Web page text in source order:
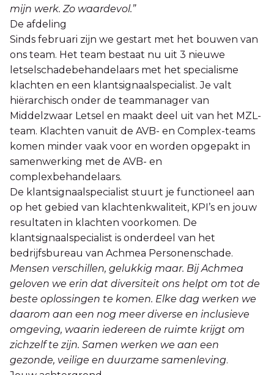
mijn werk. Zo waardevol.”
De afdeling
Sinds februari zijn we gestart met het bouwen van
ons team. Het team bestaat nu uit 3 nieuwe
letselschadebehandelaars met het specialisme
klachten en een klantsignaalspecialist. Je valt
hiërarchisch onder de teammanager van
Middelzwaar Letsel en maakt deel uit van het MZL-
team. Klachten vanuit de AVB- en Complex-teams
komen minder vaak voor en worden opgepakt in
samenwerking met de AVB- en
complexbehandelaars.
De klantsignaalspecialist stuurt je functioneel aan
op het gebied van klachtenkwaliteit, KPI’s en jouw
resultaten in klachten voorkomen. De
klantsignaalspecialist is onderdeel van het
bedrijfsbureau van Achmea Personenschade.
Mensen verschillen, gelukkig maar. Bij Achmea
geloven we erin dat diversiteit ons helpt om tot de
beste oplossingen te komen. Elke dag werken we
daarom aan een nog meer diverse en inclusieve
omgeving, waarin iedereen de ruimte krijgt om
zichzelf te zijn. Samen werken we aan een
gezonde, veilige en duurzame samenleving.